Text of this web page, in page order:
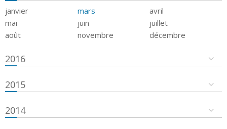
janvier mars
avril
mai
juin
juillet
août
novembre décembre
2016
2015
2014